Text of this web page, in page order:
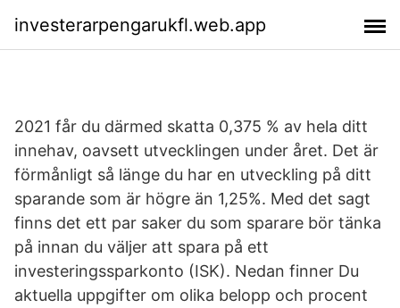
investerarpengarukfl.web.app
2021 får du därmed skatta 0,375 % av hela ditt
innehav, oavsett utvecklingen under året. Det är
förmånligt så länge du har en utveckling på ditt
sparande som är högre än 1,25%. Med det sagt
finns det ett par saker du som sparare bör tänka
på innan du väljer att spara på ett
investeringssparkonto (ISK). Nedan finner Du
aktuella uppgifter om olika belopp och procent